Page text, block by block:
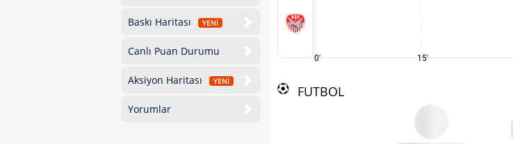
Baskı Haritası YENİ
Canlı Puan Durumu
Aksiyon Haritası YENİ
Yorumlar
0' 15'
FUTBOL